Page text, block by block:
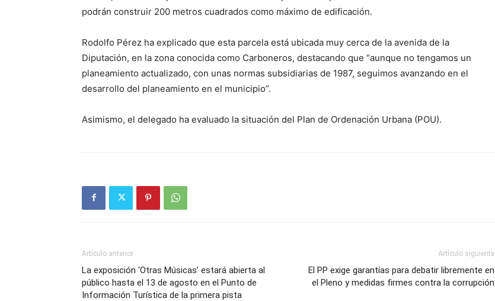
podrán construir 200 metros cuadrados como máximo de edificación.
Rodolfo Pérez ha explicado que esta parcela está ubicada muy cerca de la avenida de la
Diputación, en la zona conocida como Carboneros, destacando que “aunque no tengamos un
planeamiento actualizado, con unas normas subsidiarias de 1987, seguimos avanzando en el
desarrollo del planeamiento en el municipio”.
Asimismo, el delegado ha evaluado la situación del Plan de Ordenación Urbana (POU).
Artículo anterior
La exposición ‘Otras Músicas’ estará abierta al
público hasta el 13 de agosto en el Punto de
Información Turística de la primera pista
Artículo siguiente
El PP exige garantías para debatir libremente en
el Pleno y medidas firmes contra la corrupción